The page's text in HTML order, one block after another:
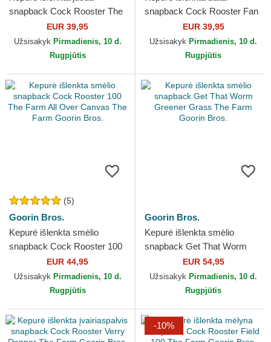
snapback Cock Rooster The
Farm Goorin Bros.
EUR 39,95
Užsisakyk Pirmadienis, 10 d.
Rugpjūtis
snapback Cock Rooster Fan
Institution Ball Club Global
Core Denim The Farm...
EUR 39,95
Užsisakyk Pirmadienis, 10 d.
Rugpjūtis
(5)
Goorin Bros.
Kepurė išlenkta smėlio
snapback Cock Rooster 100
The Farm All Over Canvas
The Farm Goorin Bros.
EUR 44,95
Užsisakyk Pirmadienis, 10 d.
Rugpjūtis
Goorin Bros.
Kepurė išlenkta smėlio
snapback Get That Worm
Greener Grass The Farm
Goorin Bros.
EUR 54,95
Užsisakyk Pirmadienis, 10 d.
Rugpjūtis
-10%